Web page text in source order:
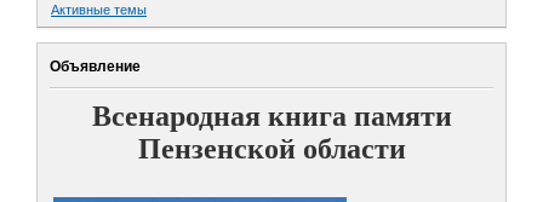
Активные темы
Объявление
Всенародная книга памяти
Пензенской области